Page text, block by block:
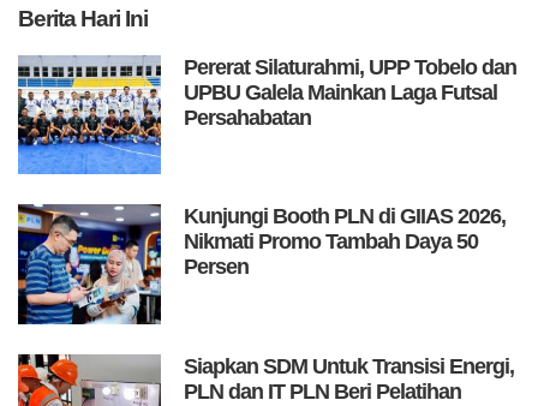
BeritaHari Ini
Pererat Silaturahmi, UPP Tobelo dan
UPBU Galela Mainkan Laga Futsal
Persahabatan
Kunjungi Booth PLN di GIIAS 2026,
Nikmati Promo Tambah Daya 50
Persen
Siapkan SDM Untuk Transisi Energi,
PLN dan IT PLN Beri Pelatihan